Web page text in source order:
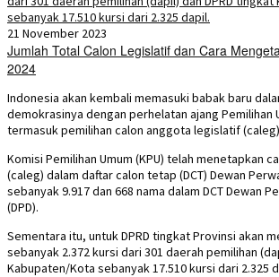
21 November 2023
Jumlah Total Calon Legislatif dan Cara
2024
Indonesia akan kembali memasuki babak baru
demokrasinya dengan perhelatan ajang Pemilihan
termasuk pemilihan calon anggota legislatif
Komisi Pemilihan Umum (KPU) telah menetapkan
(caleg) dalam daftar calon tetap (DCT) Dewan
sebanyak 9.917 dan 668 nama dalam DCT Dewan
(DPD).
Sementara itu, untuk DPRD tingkat Provinsi akan
sebanyak 2.372 kursi dari 301 daerah pemilihan
Kabupaten/Kota sebanyak 17.510 kursi dari 2.325